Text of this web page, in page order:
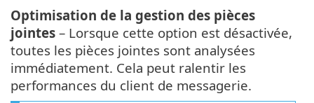
Optimisation de la gestion des pièces
jointes – Lorsque cette option est désactivée,
toutes les pièces jointes sont analysées
immédiatement. Cela peut ralentir les
performances du client de messagerie.